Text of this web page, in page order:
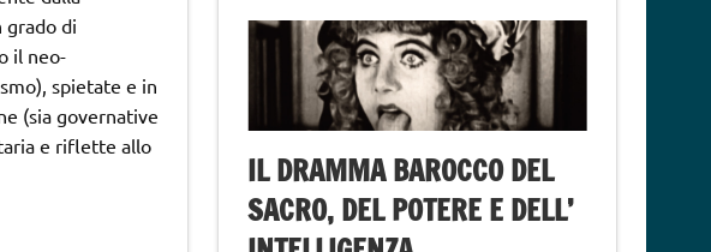
grado di
il neo-
spietate e in
(sia governative
e riflette allo
IL DRAMMA BAROCCO DEL
SACRO, DEL POTERE E DELL’